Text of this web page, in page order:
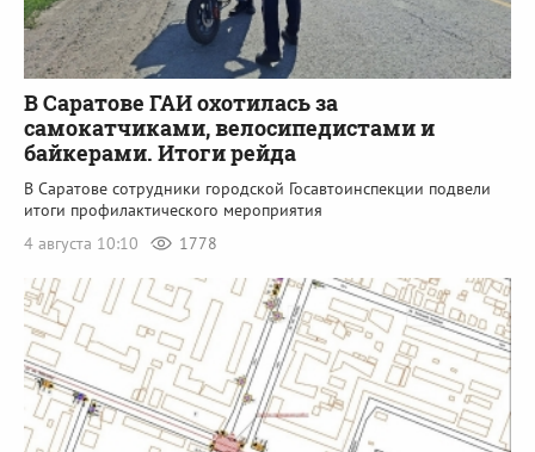
В Саратове ГАИ охотилась за
самокатчиками, велосипедистами и
байкерами. Итоги рейда
В Саратове сотрудники городской Госавтоинспекции подвели
итоги профилактического мероприятия
4 августа 10:10
1778